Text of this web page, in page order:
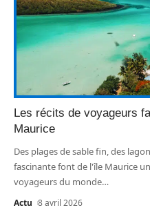
Les récits de voyageurs
Maurice
Des plages de sable fin, des
fascinante font de l'île Maurice
voyageurs du monde…
Actu 8 avril 2026